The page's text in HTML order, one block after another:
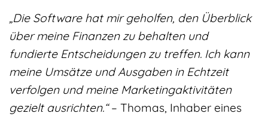
„Die Software hat mir geholfen, den Überblick
über meine Finanzen zu behalten und
fundierte Entscheidungen zu treffen. Ich kann
meine Umsätze und Ausgaben in Echtzeit
verfolgen und meine Marketingaktivitäten
gezielt ausrichten.“– Thomas, Inhaber eines